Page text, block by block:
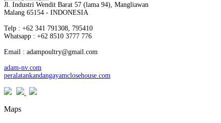
Jl. Industri Wendit Barat 57 (lama 94), Mangliawan
Malang 65154 - INDONESIA
Telp : +62 341 791308, 795410
Whatsapp : +62 8510 3777 776
Email : adampoultry@gmail.com
adam-nv.com
peralatankandangayamclosehouse.com
Maps